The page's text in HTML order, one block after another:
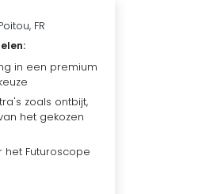
FR
:
in een premium
zoals ontbijt,
het gekozen
het Futuroscope